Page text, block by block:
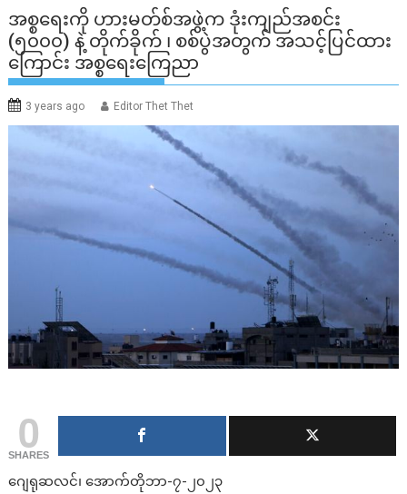
အစ္စရေးကို ဟားမတ်စ်အဖွဲ့က ဒုံးကျည်အစင်း
(၅၀၀၀) နဲ့ တိုက်ခိုက် ၊ စစ်ပွဲအတွက် အသင့်ပြင်ထား
ကြောင်း အစ္စရေးကြေညာ
3 years ago Editor Thet Thet
0
SHARES
ဂျေရုဆလင်၊ အောက်တိုဘာ-၇-၂၀၂၃